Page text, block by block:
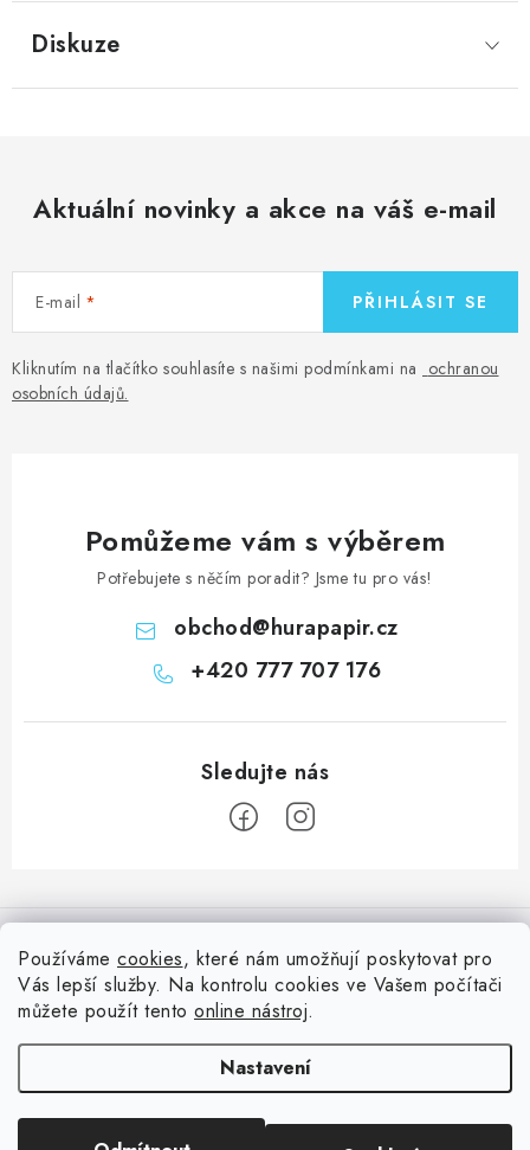
Používáme cookies, které nám umožňují poskytovat pro
Vás lepší služby. Na kontrolu cookies ve Vašem počítači
můžete použít tento online nástroj.
Nastavení
Diskuze
Aktuální novinky a akce na váš e-mail
E-mail
Kliknutím na tlačítko souhlasíte s našimi podmínkami na ochranou
osobních údajů.
PŘIHLÁSIT SE
Pomůžeme vám s výběrem
Potřebujete s něčím poradit? Jsme tu pro vás!
obchod@hurapapir.cz
+420 777 707 176
á
Doprava
Oblíbené ♥️
Nepřehlédněte
Blog s nápady a návody
Slovník pojmů, české návody
. Všechna práva vyhrazena.Upravit nastavení